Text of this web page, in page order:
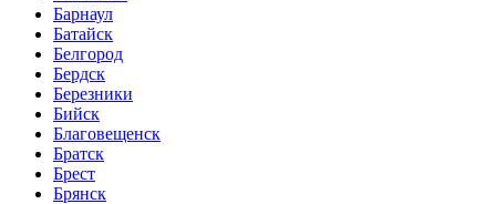
Барнаул
Батайск
Белгород
Бердск
Березники
Бийск
Благовещенск
Братск
Брест
Брянск